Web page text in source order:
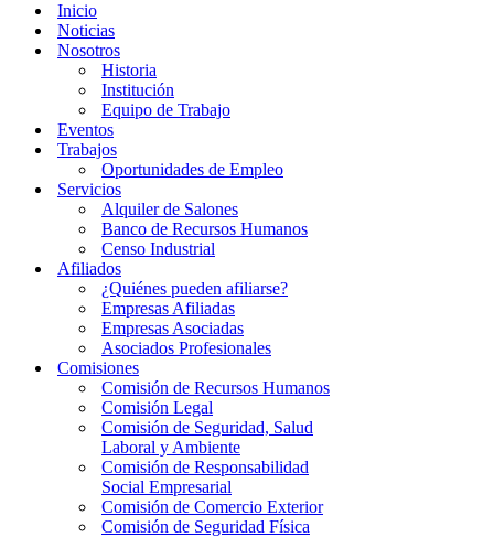
Inicio
Noticias
Nosotros
Historia
Institución
Equipo de Trabajo
Eventos
Trabajos
Oportunidades de Empleo
Servicios
Alquiler de Salones
Banco de Recursos Humanos
Censo Industrial
Afiliados
¿Quiénes pueden afiliarse?
Empresas Afiliadas
Empresas Asociadas
Asociados Profesionales
Comisiones
Comisión de Recursos Humanos
Comisión Legal
Comisión de Seguridad, Salud
Laboral y Ambiente
Comisión de Responsabilidad
Social Empresarial
Comisión de Comercio Exterior
Comisión de Seguridad Física